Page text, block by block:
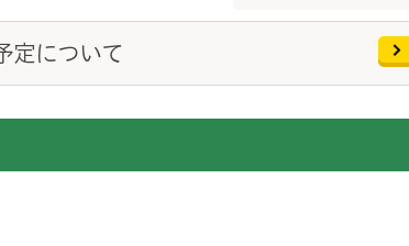
定について